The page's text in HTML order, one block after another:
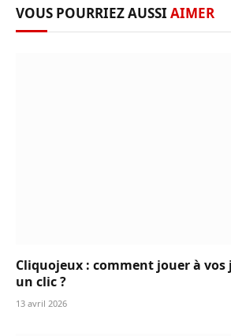
VOUS POURRIEZ AUSSI AIMER
Cliquojeux : comment jouer à vos
un clic ?
13 avril 2026